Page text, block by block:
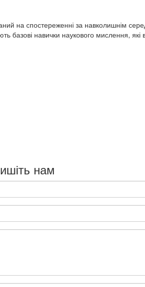
на спостереженні за навколишнім
базові навички наукового мислення, які
нам